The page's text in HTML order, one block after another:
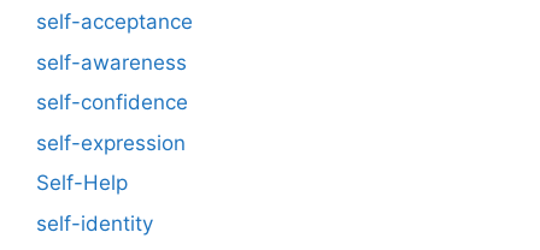
self-acceptance
self-awareness
self-confidence
self-expression
Self-Help
self-identity